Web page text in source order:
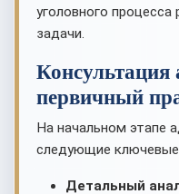
уголовного
задачи.
Консультация
первичный
На начальном этапе
следующие ключевые
Детальный